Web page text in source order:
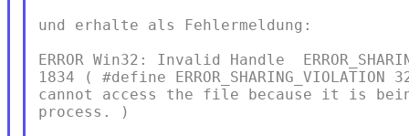
und erhalte als Fehlermeldung:
ERROR Win32: Invalid Handle
1834 ( #define
cannot access the file because it is
process. )